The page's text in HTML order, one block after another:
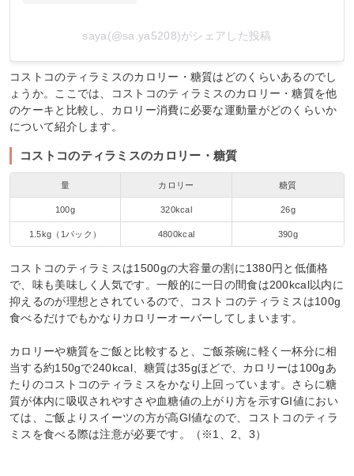
saya(@sa.ya5208)がシェアした投稿
コストコのティラミスのカロリー・糖質はどのくらいあるのでし
ょうか。ここでは、コストコのティラミスのカロリー・糖質を他
のケーキと比較し、カロリー消費に必要な運動量がどのくらいか
について紹介します。
コストコのティラミスのカロリー・糖質
量 カロリー 糖質
100g 320kcal 26g
1.5kg（1パック） 4800kcal 390g
コストコのティラミスは1500gの大容量の割に1380円と低価格
で、味も美味しく人気です。一般的に一日の間食は200kcal以内に
抑えるのが理想とされているので、コストコのティラミスは100g
食べるだけでもかなりカロリーオーバーしてしまいます。
カロリーや糖質をご飯と比較すると、ご飯茶碗に軽く一杯分に相
当する約150gで240kcal、糖質は35gほどで、カロリーは100gあ
たりのコストコのティラミスをかなり上回っています。さらに糖
質が体内に吸収されやすさや血糖値の上がり方を示すGI値におい
ては、ご飯よりスイーツの方が高GI値なので、コストコのティラ
ミスを食べる際は注意が必要です。（※1、2、3）